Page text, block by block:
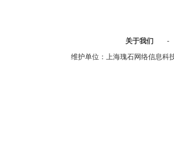
关于我们 -
维护单位：上海瑰石网络信息科